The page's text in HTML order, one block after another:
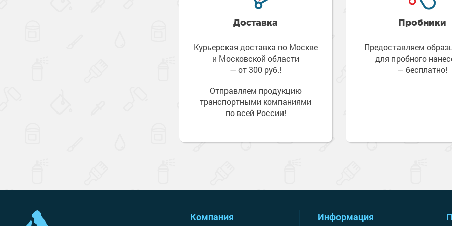
Доставка
Курьерская доставка по Москве
и Московской области
— от 300 руб.!
Отправляем продукцию
транспортными компаниями
по всей России!
Пробники
Предоставляем
для пробного
— бесплатно!
Компания Информация